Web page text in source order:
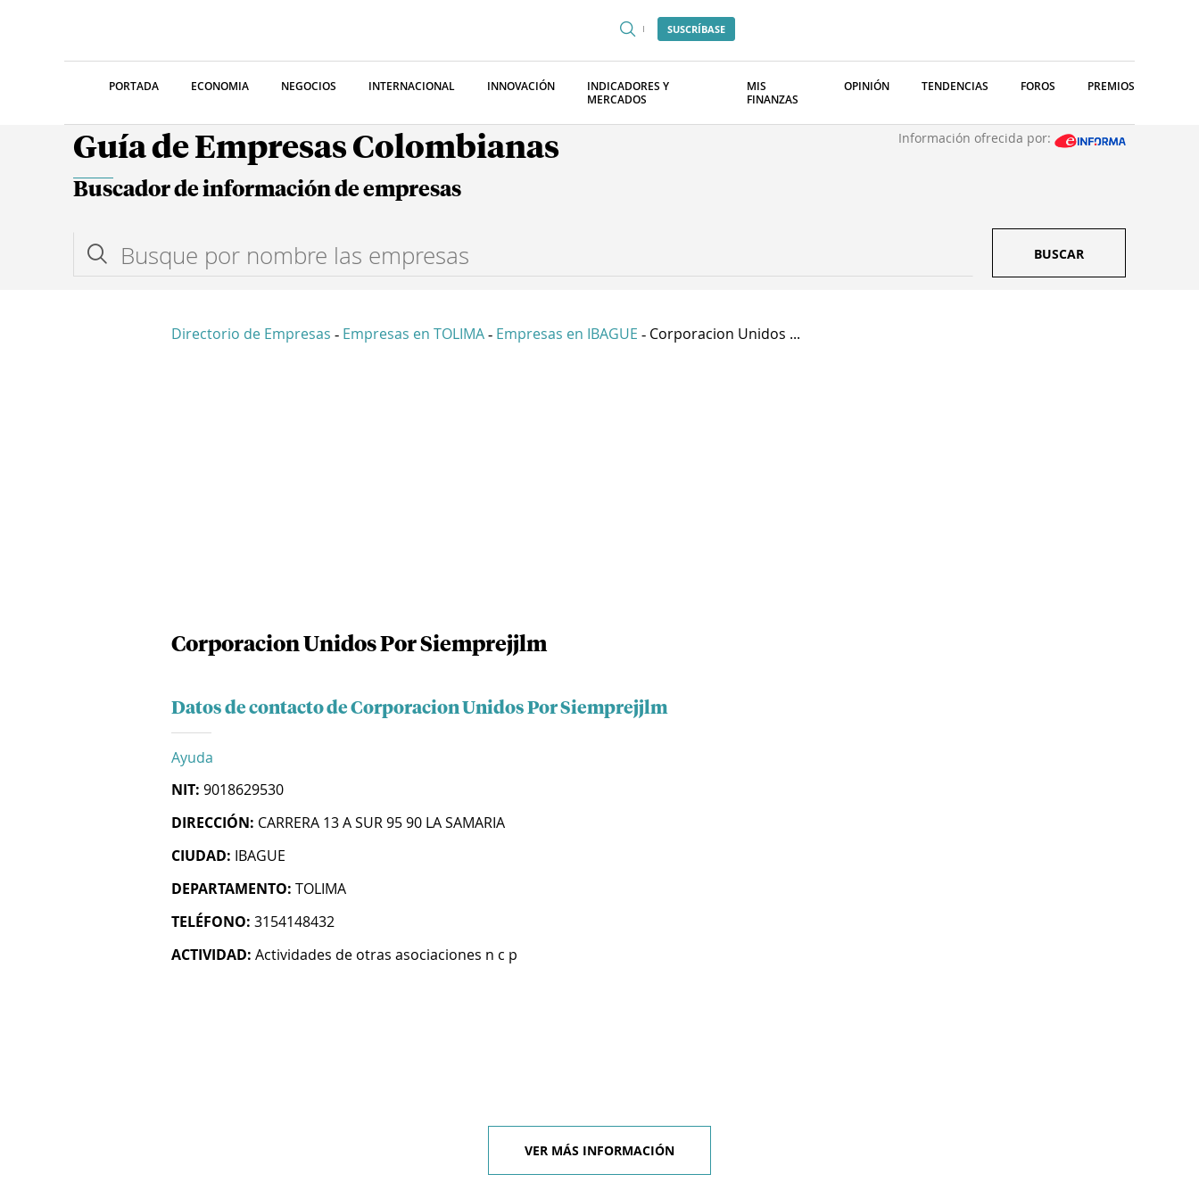
SUSCRÍBASE
PORTADA ECONOMIA NEGOCIOS INTERNACIONAL INNOVACIÓN
INDICADORES Y
MERCADOS
MIS
FINANZAS
OPINIÓN TENDENCIAS FOROS PREMIOS
Guía de Empresas Colombianas Información ofrecida por:
Buscador de información de empresas
BUSCAR
Directorio de Empresas - Empresas en TOLIMA - Empresas en IBAGUE - Corporacion Unidos ...
Corporacion Unidos Por Siemprejjlm
Datos de contacto de Corporacion Unidos Por Siemprejjlm
Ayuda
NIT: 9018629530
DIRECCIÓN: CARRERA 13 A SUR 95 90 LA SAMARIA
CIUDAD: IBAGUE
DEPARTAMENTO: TOLIMA
TELÉFONO: 3154148432
ACTIVIDAD: Actividades de otras asociaciones n c p
VER MÁS INFORMACIÓN